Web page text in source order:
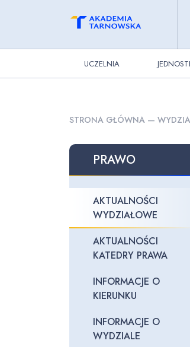
UCZELNIA
STRONA GŁÓWNA —
PRAWO
AKTUALNOŚCI
WYDZIAŁOWE
AKTUALNOŚCI
KATEDRY PRAWA
INFORMACJE O
KIERUNKU
INFORMACJE O
WYDZIALE